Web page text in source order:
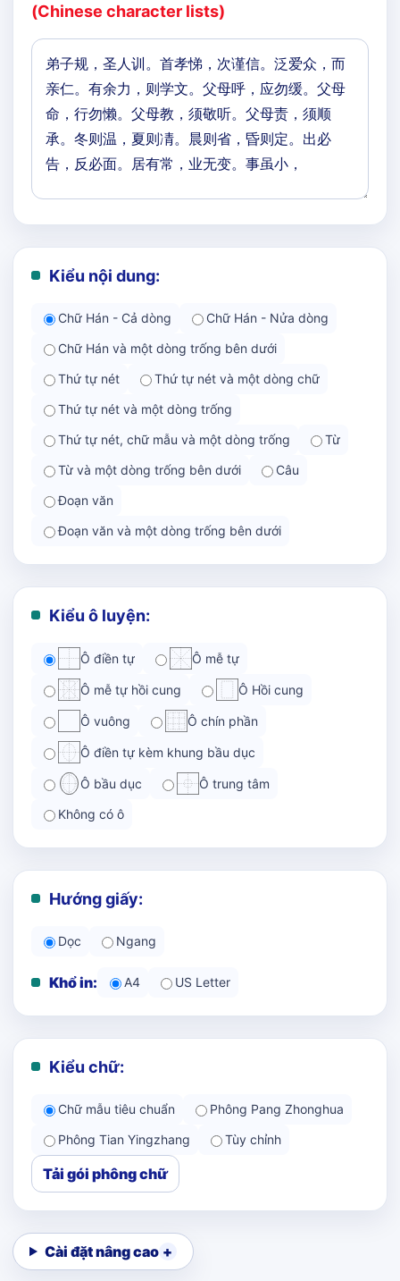
(Chinese character lists)
Kiểu nội dung:
Chữ Hán - Cả dòng
Chữ Hán - Nửa dòng
Chữ Hán và một dòng trống bên dưới
Thứ tự nét
Thứ tự nét và một dòng chữ
Thứ tự nét và một dòng trống
Thứ tự nét, chữ mẫu và một dòng trống
Từ
Từ và một dòng trống bên dưới
Câu
Đoạn văn
Đoạn văn và một dòng trống bên dưới
Kiểu ô luyện:
Ô điền tự Ô mễ tự
Ô mễ tự hồi cung Ô Hồi cung
Ô vuông Ô chín phần
Ô điền tự kèm khung bầu dục
Ô bầu dục Ô trung tâm
Không có ô
Hướng giấy:
Dọc Ngang
Khổ in: A4 US Letter
Kiểu chữ:
Chữ mẫu tiêu chuẩn
Phông Pang Zhonghua
Phông Tian Yingzhang
Tùy chỉnh
Tải gói phông chữ
Cài đặt nâng cao